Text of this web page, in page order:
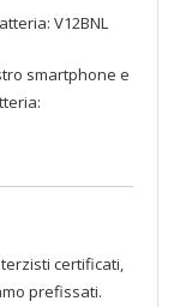
V12BNL
smartphone e
certificati,
prefissati.